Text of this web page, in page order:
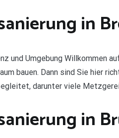
in
und Umgebung Willkommen
bauen. Dann sind Sie hier
darunter viele
in